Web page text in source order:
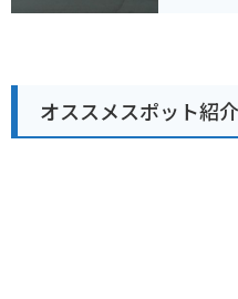
食材をふん
ないオリジ
た駐車場があ
はもちろん、
おすすめです
オススメスポット紹